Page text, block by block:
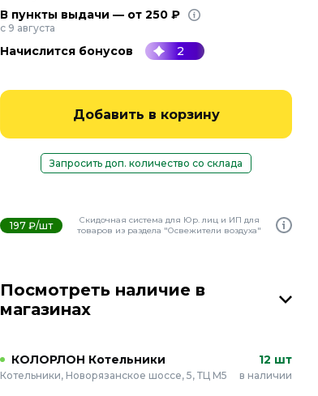
В пункты выдачи — от 250 ₽
с 9 августа
Начислится бонусов 2
Добавить в корзину
Запросить доп. количество со склада
197 ₽/шт
Скидочная система для Юр. лиц и ИП для
товаров из раздела "Освежители воздуха"
Посмотреть наличие в
магазинах
КОЛОРЛОН Котельники
Котельники, Новорязанское шоссе, 5, ТЦ М5
12 шт
в наличии